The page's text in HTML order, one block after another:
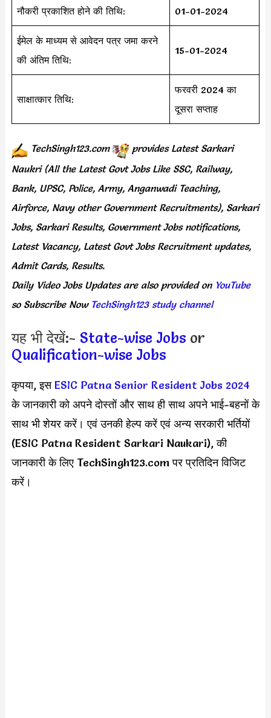
नौकरी प्रकाशित होने की तिथि: 01-01-2024
ईमेल के माध्यम से आवेदन पत्र जमा करने
की अंतिम तिथि:
15-01-2024
साक्षात्कार तिथि:
फरवरी 2024 का
दूसरा सप्ताह
TechSingh123.com provides Latest Sarkari
Naukri (All the Latest Govt Jobs Like SSC, Railway,
Bank, UPSC, Police, Army, Anganwadi Teaching,
Airforce, Navy other Government Recruitments), Sarkari
Jobs, Sarkari Results, Government Jobs notifications,
Latest Vacancy, Latest Govt Jobs Recruitment updates,
Admit Cards, Results.
Daily Video Jobs Updates are also provided onYouTube
so Subscribe Now TechSingh123 study channel
यह भी देखें:- State-wise Jobs or
Qualification-wise Jobs
कृपया, इसESIC Patna Senior Resident Jobs 2024
के जानकारी को अपने दोस्तों और साथ ही साथ अपने भाई-बहनों के
साथ भी शेयर करें। एवं उनकी हेल्प करें एवं अन्य सरकारी भर्तियों
(ESIC Patna Resident Sarkari Naukari), की
जानकारी के लिए TechSingh123.com पर प्रतिदिन विजिट
करें।